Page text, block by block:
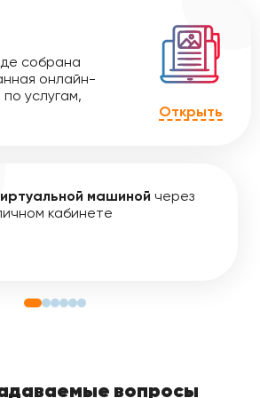
собрана
онлайн-
услугам,
Открыть
машиной через
кабинете
вопросы